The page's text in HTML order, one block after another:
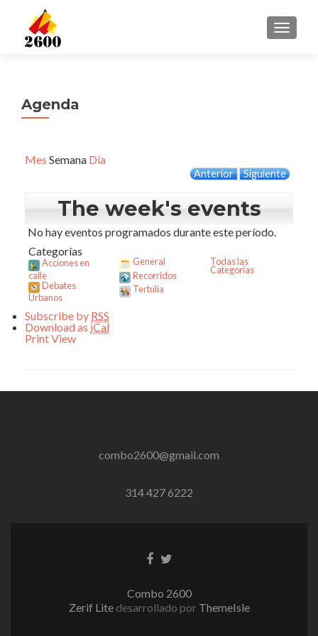
Agenda
Mes Semana Día
Anterior Siguiente
The week's events
No hay eventos programados durante este período.
Categorías
Acciones en
calle
Debates
Urbanos
General
Recorridos
Tertulia
Todas las
Categorías
Subscribe by RSS
Download as iCal
PrintView
combo2600@gmail.com
314 427 6222
EnlaceEnlace
Combo 2600
Zerif Lite desarrollado por ThemeIsle